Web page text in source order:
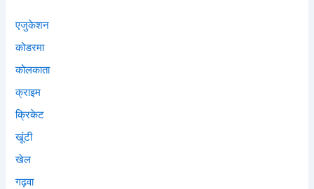
एजुकेशन
कोडरमा
कोलकाता
क्राइम
क्रिकेट
खूंटी
खेल
गढ़वा